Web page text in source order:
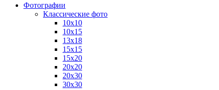
Фотографии
Классические фото
10х10
10х15
13х18
15х15
15х20
20х20
20х30
30х30